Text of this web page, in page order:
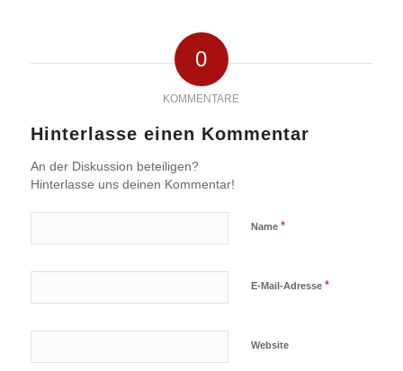
0
KOMMENTARE
Hinterlasse einen Kommentar
An der Diskussion beteiligen?
Hinterlasse uns deinen Kommentar!
Name *
E-Mail-Adresse *
Website